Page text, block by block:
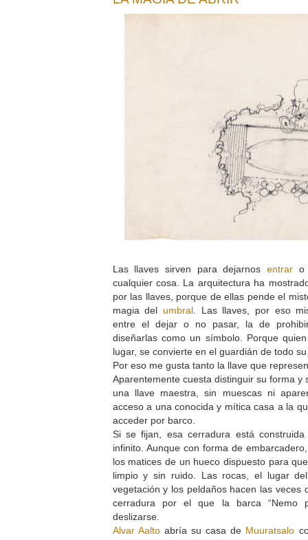
Las llaves sirven para dejarnosentrar o
cualquier cosa. La arquitectura ha
por las llaves, porque de ellas pende el
magia del umbral. Las llaves, por eso
entre el dejar o no pasar, la de
diseñarlas como un símbolo. Porque
lugar, se convierte en el guardián de todo
Por eso me gusta tanto la llave que
Aparentemente cuesta distinguir su forma y
una llave maestra, sin muescas ni
acceso a una conocida y mítica casa a la
acceder por barco.
Si se fijan, esa cerradura está
infinito. Aunque con forma de
los matices de un hueco dispuesto para
limpio y sin ruido. Las rocas, el lugar
vegetación y los peldaños hacen las veces
cerradura por el que la barca “Nemo
deslizarse.
Alvar Aalto abría su casa de Muuratsalo